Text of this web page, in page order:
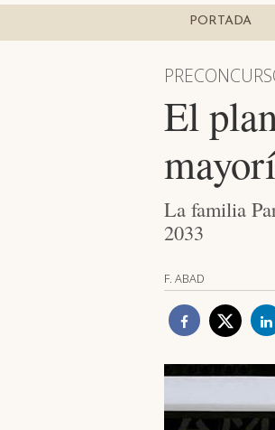
PORTADA
El
La familia
2033
F. ABAD